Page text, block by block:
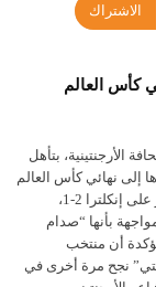
الاشتراك
كأس العالم
الأرجنتينية، بتأهل
إلى نهائي كأس العالم
عقب الفوز على إنكلترا 2-1،
بأنها “صدام
أن منتخب
نجح مرة أخرى في